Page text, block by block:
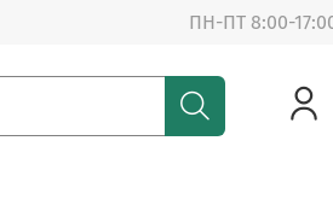
ПН-ПТ 8:00-